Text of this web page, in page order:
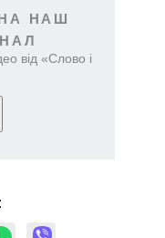
НАШ
від «Слово і